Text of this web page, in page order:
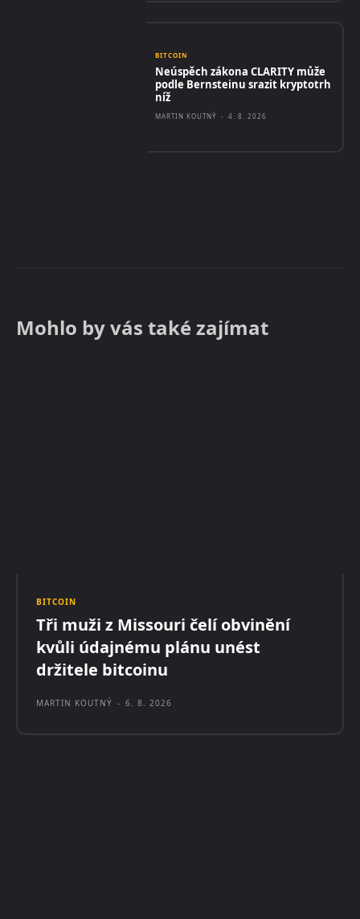
BITCOIN
Neúspěch zákona CLARITY může
podle Bernsteinu srazit kryptotrh
níž
MARTIN KOUTNÝ - 4. 8. 2026
Mohlo by vás také zajímat
BITCOIN
Tři muži z Missouri čelí obvinění
kvůli údajnému plánu unést
držitele bitcoinu
MARTIN KOUTNÝ - 6. 8. 2026